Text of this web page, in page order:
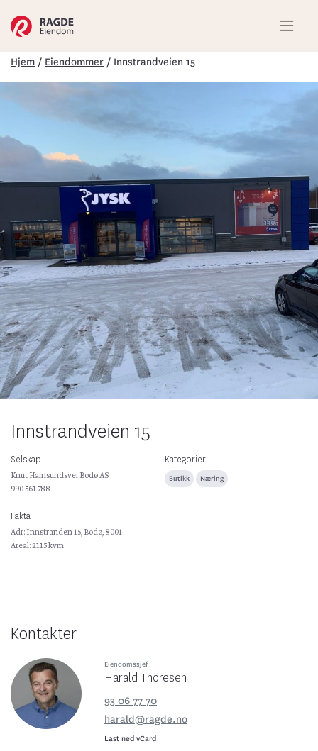
Hjem / Eiendommer / Innstrandveien 15
Innstrandveien 15
Selskap
Knut Hamsundsvei Bodø AS
990 561 788
Kategorier
Butikk Næring
Fakta
Adr: Innstranden 15, Bodø, 8001
Areal: 2115 kvm
Kontakter
Eiendomssjef
Harald Thoresen
93 06 77 70
harald@ragde.no
Last ned vCard